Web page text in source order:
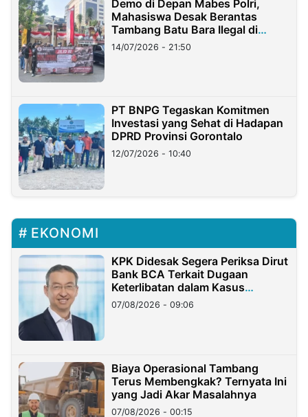
Demo di Depan Mabes Polri,
Mahasiswa Desak Berantas
Tambang Batu Bara Ilegal di
Lampung
14/07/2026 - 21:50
PT BNPG Tegaskan Komitmen
Investasi yang Sehat di Hadapan
DPRD Provinsi Gorontalo
12/07/2026 - 10:40
EKONOMI
KPK Didesak Segera Periksa Dirut
Bank BCA Terkait Dugaan
Keterlibatan dalam Kasus
Hilangnya Dana Nasabah Rp2,58
Miliar
07/08/2026 - 09:06
Biaya Operasional Tambang
Terus Membengkak? Ternyata Ini
yang Jadi Akar Masalahnya
07/08/2026 - 00:15